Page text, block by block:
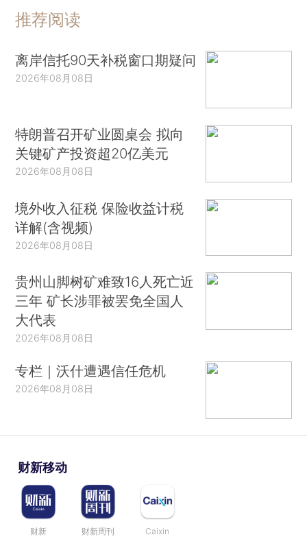
推荐阅读
离岸信托90天补税窗口期疑问
2026年08月08日
特朗普召开矿业圆桌会 拟向
关键矿产投资超20亿美元
2026年08月08日
境外收入征税 保险收益计税
详解(含视频)
2026年08月08日
贵州山脚树矿难致16人死亡近
三年 矿长涉罪被罢免全国人
大代表
2026年08月08日
专栏｜沃什遭遇信任危机
2026年08月08日
财新移动
财新 财新周刊 Caixin